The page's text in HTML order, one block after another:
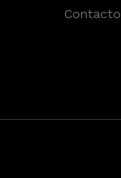
Contacto